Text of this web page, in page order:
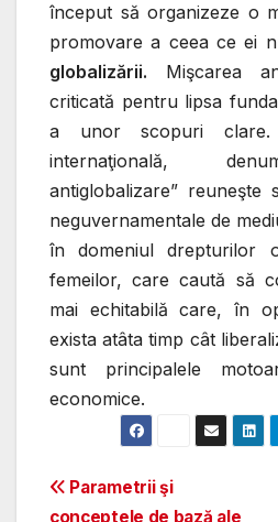
început să organizeze o
promovare a ceea ce ei
globalizării. Mişcarea
criticată pentru lipsa
a unor scopuri clare.
internaţională,
antiglobalizare” reuneşte
neguvernamentale de
în domeniul drepturilor
femeilor, care caută să
mai echitabilă care, în
exista atâta timp cât
sunt principalele
economice.
Post
Parametrii şi
conceptele de bază ale